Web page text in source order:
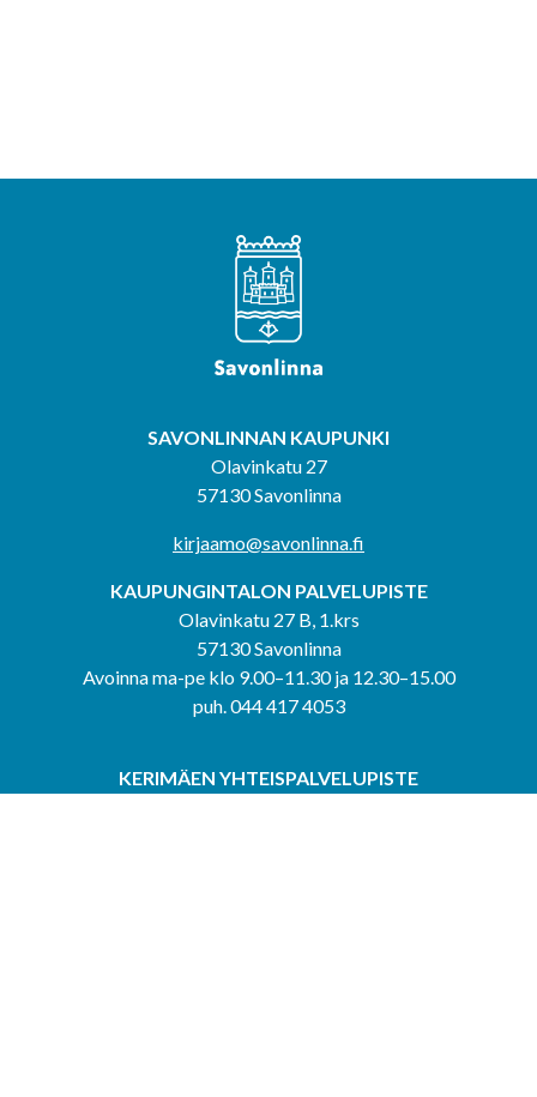
SAVONLINNAN KAUPUNKI
Olavinkatu 27
57130 Savonlinna
kirjaamo@savonlinna.fi
KAUPUNGINTALON PALVELUPISTE
Olavinkatu 27 B, 1.krs
57130 Savonlinna
Avoinna ma-pe klo 9.00–11.30 ja 12.30–15.00
puh. 044 417 4053
KERIMÄEN YHTEISPALVELUPISTE